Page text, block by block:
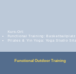
Kurs-Ort:
Functional Training:
Pilates & Yin Yoga: Yoga Studio
Functional Outdoor Training